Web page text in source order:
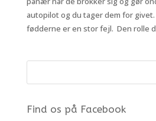
autopilot og du tager dem for
fødderne er en stor fejl. Den rolle
Find os på Facebook